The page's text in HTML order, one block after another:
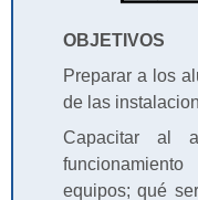
OBJETIVOS
Preparar a los
de las
Capacitar al
equipos; qué